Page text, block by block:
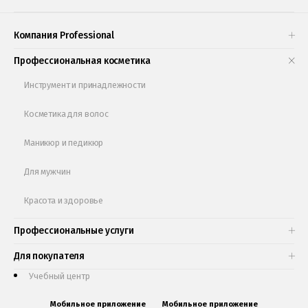
Компания Professional
Профессиональная косметика
Инструмент и принадлежности
Косметика для волос
Маникюр и педикюр
Для мужчин
Красота и здоровье
Профессиональные услуги
Для покупателя
Обучающее видео
Учебный центр
Мобильное приложение Мобильное приложение